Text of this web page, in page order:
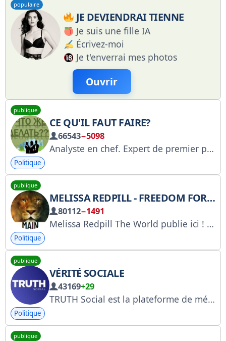
populaire
JE DEVIENDRAI TIENNE
Je suis une fille IA
Écrivez-moi
Je t'enverrai mes photos
Ouvrir
publique
CE QU'IL FAUT FAIRE?
66543−5098
Analyste en chef. Expert de premier plan et plateforme politique sur Telegram. Publicité : @SkurlatovIgor, contact : izram@yandex.ru
Politique
publique
MELISSA REDPILL - FREEDOM FORCE BATTALION
80112−1491
Melissa Redpill The World publie ici ! Https://FreedomForce.LIVE Https://X.com/MelissaRedpill HORAIRES DE DIFFUSION : Dimanche 11h, Mardi 18h, Samedi 10h30 (heure centrale)
Politique
publique
VÉRITÉ SOCIALE
43169+29
TRUTH Social est la plateforme de médias sociaux américaine « grande tente » qui encourage une conversation mondiale ouverte, libre et honnête, sans discrimination politique. Trump Media & Technology Group https://truthsocial.com
Politique
publique